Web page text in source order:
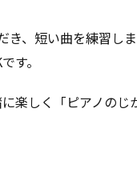
、短い曲を練習しま
す。
楽しく「ピアノのじ